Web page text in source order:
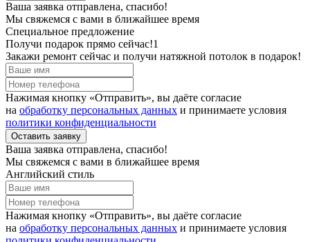
Ваша заявка отправлена, спасибо!
Мы свяжемся с вами в ближайшее время
Специальное предложение
Получи подарок прямо сейчас!1
Закажи ремонт сейчас и получи натяжной потолок в подарок!
Нажимая кнопку «Отправить», вы даёте согласие
на обработку персональных данных и принимаете условия
политики конфиденциальности
Оставить заявку
Ваша заявка отправлена, спасибо!
Мы свяжемся с вами в ближайшее время
Английский стиль
Нажимая кнопку «Отправить», вы даёте согласие
на обработку персональных данных и принимаете условия